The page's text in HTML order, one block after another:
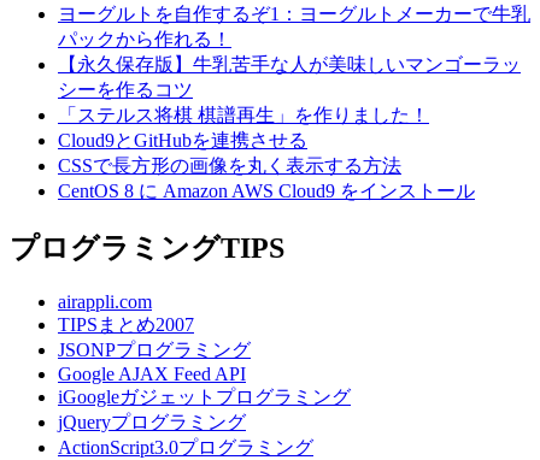
ヨーグルトを自作するぞ1：ヨーグルトメーカーで牛乳
パックから作れる！
【永久保存版】牛乳苦手な人が美味しいマンゴーラッ
シーを作るコツ
「ステルス将棋 棋譜再生」を作りました！
Cloud9とGitHubを連携させる
CSSで長方形の画像を丸く表示する方法
CentOS 8 に Amazon AWS Cloud9 をインストール
プログラミングTIPS
airappli.com
TIPSまとめ2007
JSONPプログラミング
Google AJAX Feed API
iGoogleガジェットプログラミング
jQueryプログラミング
ActionScript3.0プログラミング